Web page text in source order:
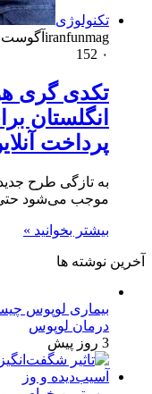
تکنولوژی
iranfunmag آگوست 12, 2018
۰
تکدی گری
انگلستان
پرداخت
به تازگی طرح
موجب می‌شود حتی
بیشتر بخوانید »
آخرین نوشته ها
بیماری لوپوس
درمان لوپوس
3 روز پیش